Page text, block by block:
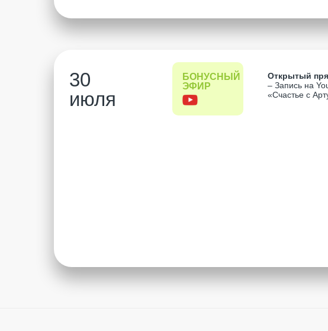
Открытый
– Запись на
«Счастье с
30
июля
БОНУСНЫЙ
ЭФИР